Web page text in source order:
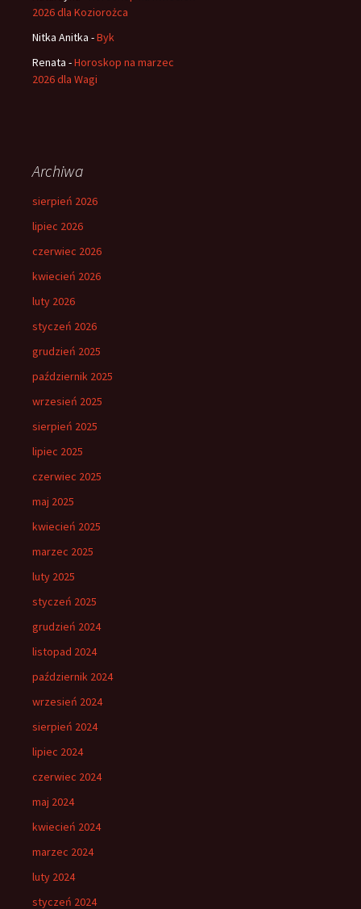
2026 dla Koziorożca
Nitka Anitka -Byk
Renata -Horoskop na marzec
2026 dla Wagi
Archiwa
sierpień 2026
lipiec 2026
czerwiec 2026
kwiecień 2026
luty 2026
styczeń 2026
grudzień 2025
październik 2025
wrzesień 2025
sierpień 2025
lipiec 2025
czerwiec 2025
maj 2025
kwiecień 2025
marzec 2025
luty 2025
styczeń 2025
grudzień 2024
listopad 2024
październik 2024
wrzesień 2024
sierpień 2024
lipiec 2024
czerwiec 2024
maj 2024
kwiecień 2024
marzec 2024
luty 2024
styczeń 2024